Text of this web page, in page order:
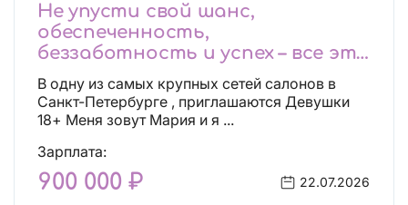
Не упусти свой шанс,
обеспеченность,
беззаботность и успех – все это
будет уже завтра, поспеши!
Лучшие условия!
В одну из самых крупных сетей салонов в
Санкт-Петербурге , приглашаются Девушки
18+ Меня зовут Мария и я ...
Зарплата:
900 000 ₽ 22.07.2026